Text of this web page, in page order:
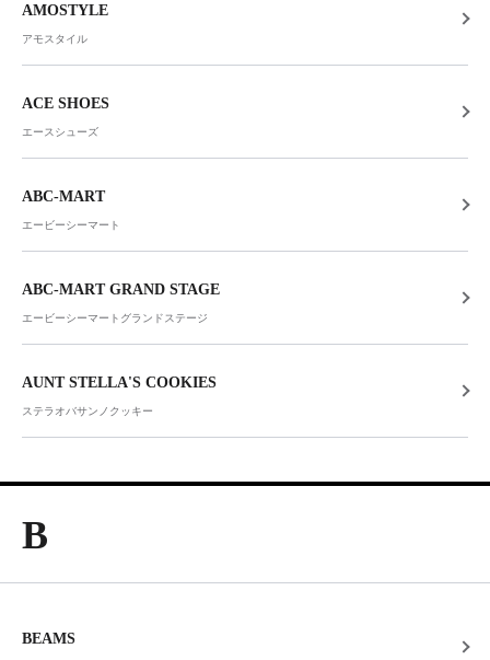
AMOSTYLE
アモスタイル
ACE SHOES
エースシューズ
ABC-MART
エービーシーマート
ABC-MART GRAND STAGE
エービーシーマートグランドステージ
AUNT STELLA'S COOKIES
ステラオバサンノクッキー
B
BEAMS